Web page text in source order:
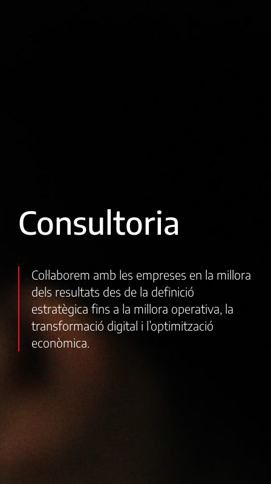
Consultoria
Col·laborem amb les empreses en la millora
dels resultats des de la definició
estratègica fins a la millora operativa, la
transformació digital i l’optimització
econòmica.